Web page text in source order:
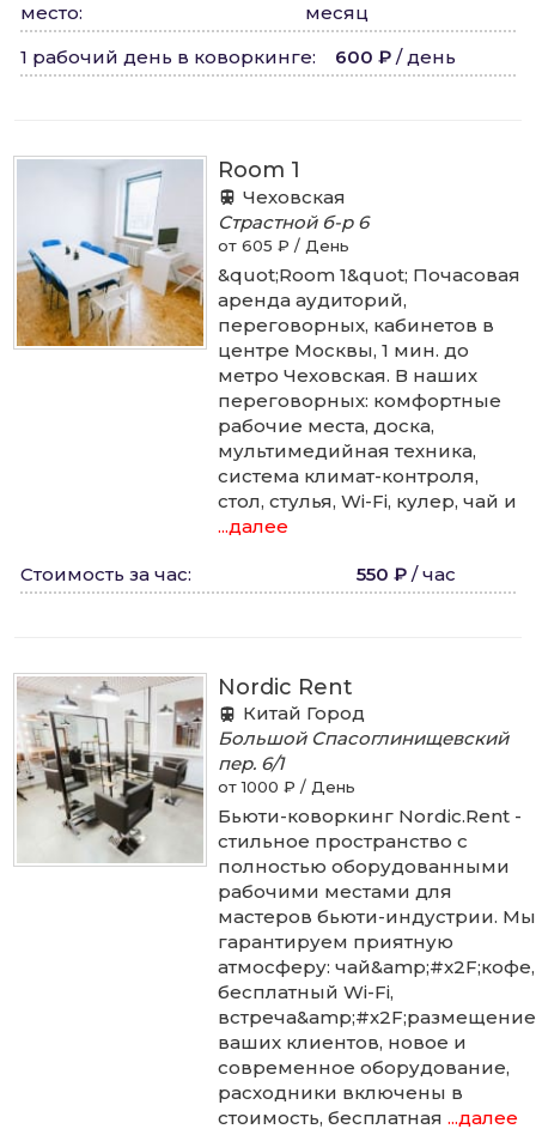
место:
месяц
1 рабочий день в коворкинге: 600 ₽ / день
Room 1
Чеховская
Страстной б-р6
от 605 ₽ / День
&quot;Room 1&quot; Почасовая
аренда аудиторий,
переговорных, кабинетов в
центре Москвы, 1 мин. до
метро Чеховская. В наших
переговорных: комфортные
рабочие места, доска,
мультимедийная техника,
система климат-контроля,
стол, стулья, Wi-Fi, кулер, чай и
...далее
Стоимость за час: 550 ₽ / час
Nordic Rent
Китай Город
Большой Спасоглинищевский
пер. 6/1
от 1000 ₽ / День
Бьюти-коворкинг Nordic.Rent -
стильное пространство с
полностью оборудованными
рабочими местами для
мастеров бьюти-индустрии. Мы
гарантируем приятную
атмосферу: чай&amp;#x2F;кофе,
бесплатный Wi-Fi,
встреча&amp;#x2F;размещение
ваших клиентов, новое и
современное оборудование,
расходники включены в
стоимость, бесплатная ...далее